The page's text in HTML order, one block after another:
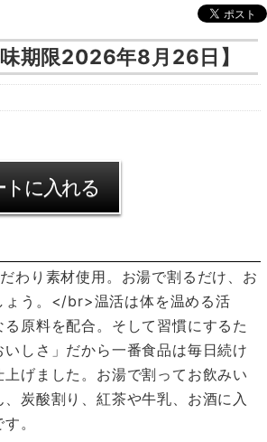
期限2026年8月26日】
わり素材使用。お湯で割るだけ、お
ょう。</br>温活は体を温める活
原料を配合。そして習慣にするた
しさ」だから一番食品は毎日続け
上げました。お湯で割ってお飲みい
炭酸割り、紅茶や牛乳、お酒に入
。